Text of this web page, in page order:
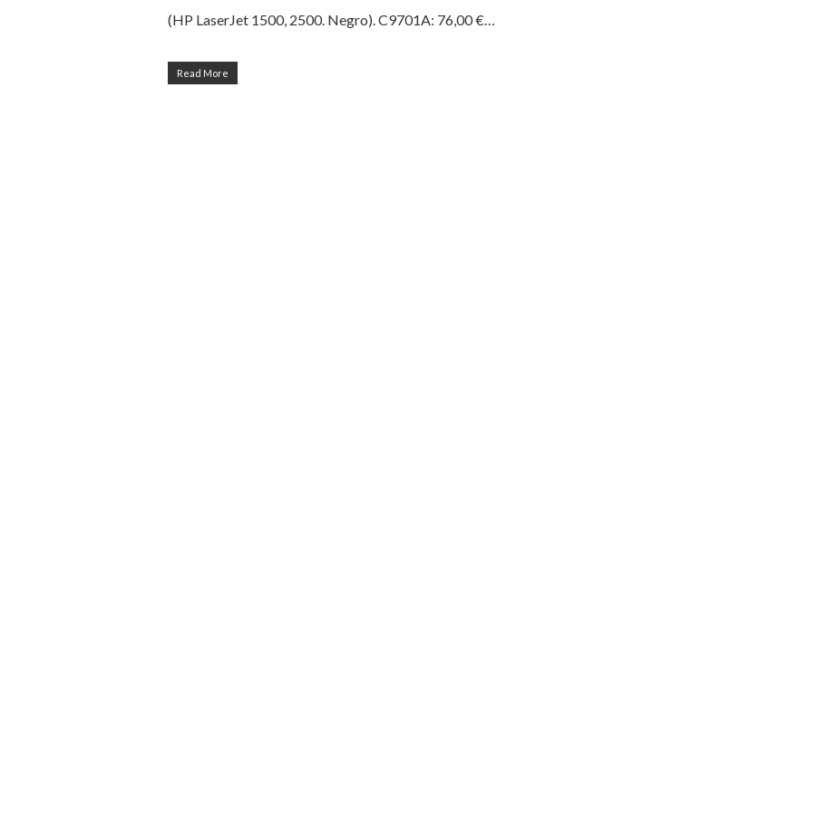
(HP LaserJet 1500, 2500. Negro). C9701A: 76,00 €…
Read More